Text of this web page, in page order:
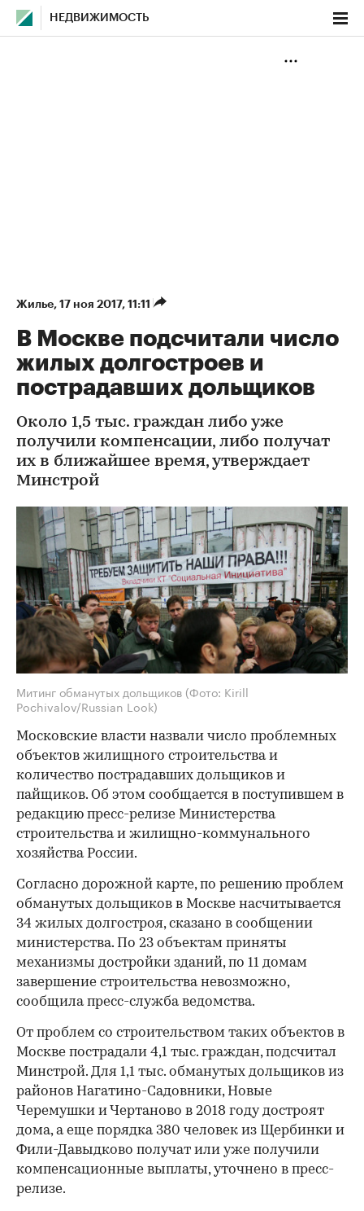
НЕДВИЖИМОСТЬ
Жилье⁠, 17 ноя 2017, 11:11
В Москве подсчитали число
жилых долгостроев и
пострадавших дольщиков
Около 1,5 тыс. граждан либо уже
получили компенсации, либо получат
их в ближайшее время, утверждает
Минстрой
Митинг обманутых дольщиков (Фото: Kirill
Pochivalov/Russian Look)
Московские власти назвали число проблемных
объектов жилищного строительства и
количество пострадавших дольщиков и
пайщиков. Об этом сообщается в поступившем в
редакцию пресс-релизе Министерства
строительства и жилищно-коммунального
хозяйства России.
Согласно дорожной карте, по решению проблем
обманутых дольщиков в Москве насчитывается
34 жилых долгостроя, сказано в сообщении
министерства. По 23 объектам приняты
механизмы достройки зданий, по 11 домам
завершение строительства невозможно,
сообщила пресс-служба ведомства.
От проблем со строительством таких объектов в
Москве пострадали 4,1 тыс. граждан, подсчитал
Минстрой. Для 1,1 тыс. обманутых дольщиков из
районов Нагатино-Садовники, Новые
Черемушки и Чертаново в 2018 году достроят
дома, а еще порядка 380 человек из Щербинки и
Фили-Давыдково получат или уже получили
компенсационные выплаты, уточнено в пресс-
релизе.